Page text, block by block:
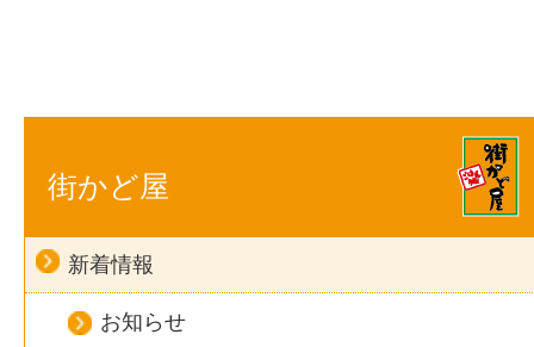
街かど屋
新着情報
お知らせ